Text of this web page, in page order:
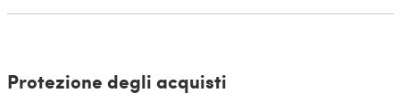
Protezione degli acquisti